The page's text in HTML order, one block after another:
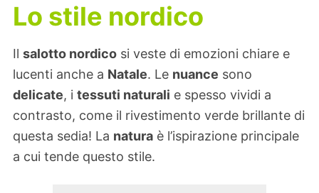
Lo stile nordico
Il salotto nordico si veste di emozioni chiare e
lucenti anche a Natale. Le nuance sono
delicate, i tessuti naturali e spesso vividi a
contrasto, come il rivestimento verde brillante di
questa sedia! La natura è l’ispirazione principale
a cui tende questo stile.